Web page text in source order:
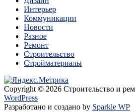
Интерьер
Коммуникации
Новости
Разное
Ремонт
Строительство
Стройматериалы
Copyright © 2026 Строительство и
WordPress
Разработано и создано by Sparkle WP